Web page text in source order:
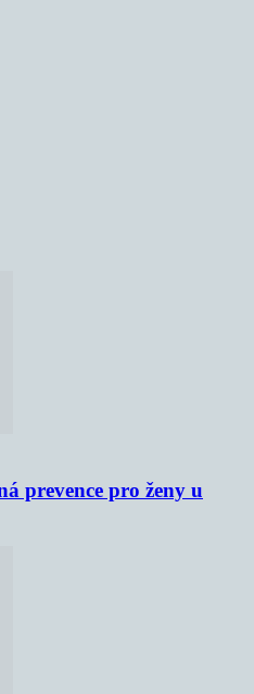
prevence pro ženy u